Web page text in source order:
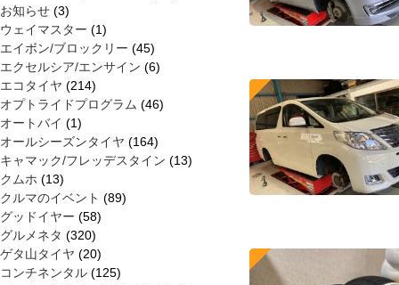
お知らせ (3)
ウェイマスター (1)
エイボン/ブロックリー (45)
エクセルシア/エンサイン (6)
エコタイヤ (214)
オプトライドプログラム (46)
オートバイ (1)
オールシーズンタイヤ (164)
キャマック/フレッデスタイン (13)
クムホ (13)
クルマのイベント (89)
グッドイヤー (58)
グルメネタ (320)
ゲタ山タイヤ (20)
コンチネンタル (125)